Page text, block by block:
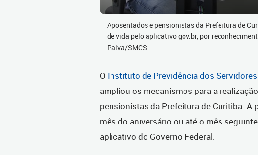
Aposentados e pensionistas da Prefeitura de
de vida pelo aplicativo gov.br, por
Paiva/SMCS
O Instituto de Previdência dos
ampliou os mecanismos para a
pensionistas da Prefeitura de Curitiba. A
mês do aniversário ou até o mês
aplicativo do Governo Federal.